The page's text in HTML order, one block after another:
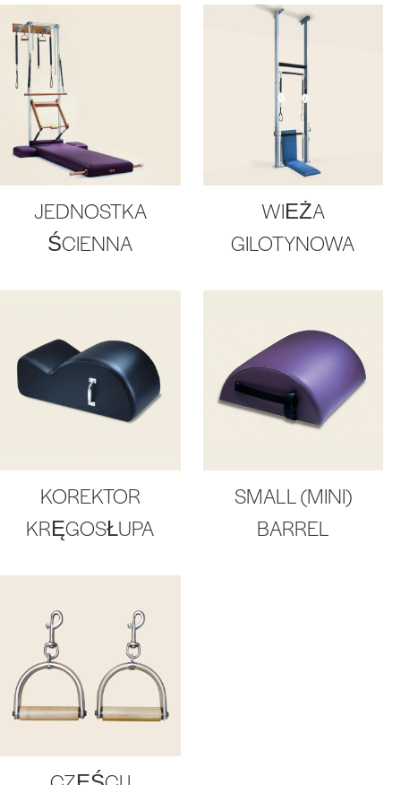
JEDNOSTKA
ŚCIENNA
WIEŻA
GILOTYNOWA
KOREKTOR
KRĘGOSŁUPA
SMALL (MINI)
BARREL